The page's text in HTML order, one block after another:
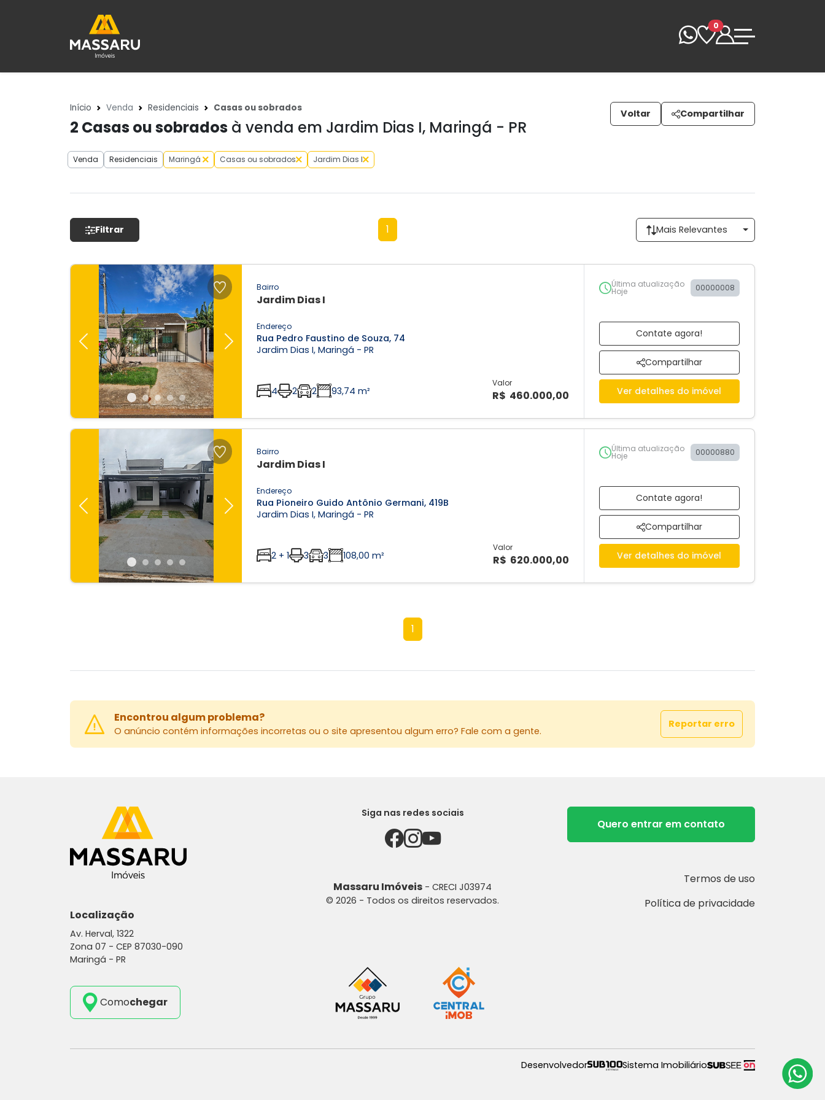
0
Início Venda Residenciais Casas ou sobrados
2 Casas ou sobrados à venda em Jardim Dias I, Maringá - PR
Voltar Compartilhar
Venda Residenciais Maringá Casas ou sobrados Jardim Dias I
Filtrar 1 Mais Relevantes
Previous Next
Bairro
Jardim Dias I
Endereço
Rua Pedro Faustino de Souza, 74
Jardim Dias I, Maringá - PR
4 2 2 93,74 m²
Valor
R$ 460.000,00
Última atualização
Hoje 00000008
Contate agora!
Compartilhar
Ver detalhes do imóvel
Previous Next
Bairro
Jardim Dias I
Endereço
Rua Pioneiro Guido Antônio Germani, 419B
Jardim Dias I, Maringá - PR
2 + 1 3 3 108,00 m²
Valor
R$ 620.000,00
Última atualização
Hoje 00000880
Contate agora!
Compartilhar
Ver detalhes do imóvel
1
Encontrou algum problema?
O anúncio contém informações incorretas ou o site apresentou algum erro? Fale com a gente.
Reportar erro
Localização
Av. Herval, 1322
Zona 07 - CEP 87030-090
Maringá - PR
Comochegar
Siga nas redes sociais
Massaru Imóveis - CRECI J03974
© 2026 - Todos os direitos reservados.
Quero entrar em contato
Termos de uso
Política de privacidade
Desenvolvedor Sistema Imobiliário